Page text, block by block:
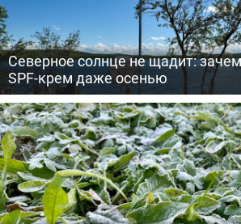
Северное солнце не щадит:
SPF-крем даже осенью